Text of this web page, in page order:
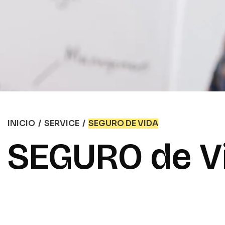
INICIO / SERVICE / SEGURO DE VIDA
SEGURO de